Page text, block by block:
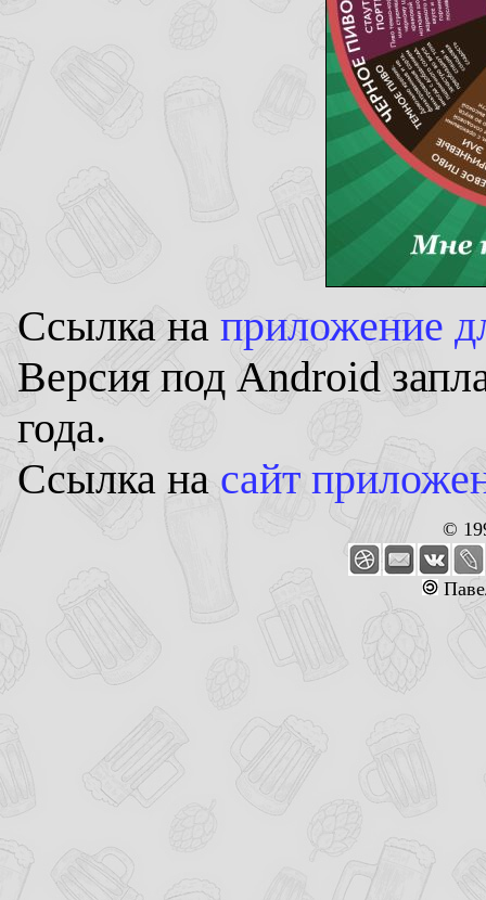
Ссылка на приложение
Версия под Android
года.
Ссылка на сайт
©